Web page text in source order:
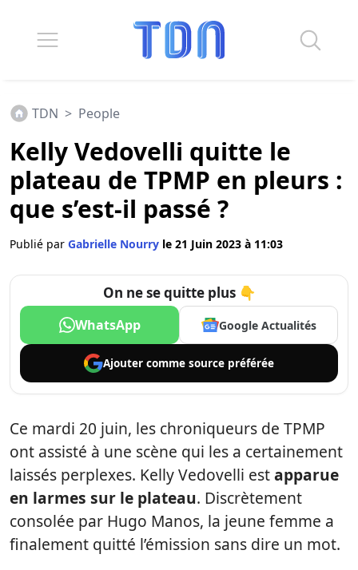
TDN > People
Kelly Vedovelli quitte le
plateau de TPMP en pleurs :
que s’est-il passé ?
Publié par Gabrielle Nourry le 21 Juin 2023 à 11:03
On ne se quitte plus 👇
WhatsApp Google Actualités
Ajouter comme source préférée
Ce mardi 20 juin, les chroniqueurs de TPMP
ont assisté à une scène qui les a certainement
laissés perplexes. Kelly Vedovelli estapparue
en larmes sur le plateau. Discrètement
consolée par Hugo Manos, la jeune femme a
finalement quitté l’émission sans dire un mot.